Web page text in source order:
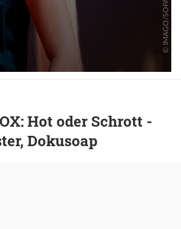
Hot oder Schrott -
Dokusoap